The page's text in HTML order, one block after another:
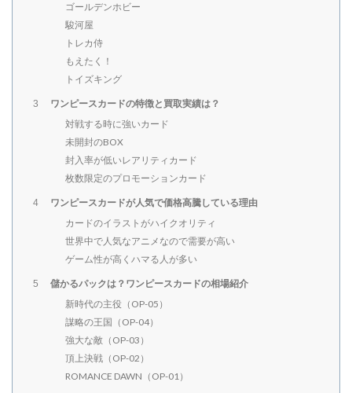
ゴールデンホビー
駿河屋
トレカ侍
もえたく！
トイズキング
3
ワンピースカードの特徴と買取実績は？
対戦する時に強いカード
未開封のBOX
封入率が低いレアリティカード
枚数限定のプロモーションカード
4
ワンピースカードが人気で価格高騰している理由
カードのイラストがハイクオリティ
世界中で人気なアニメなので需要が高い
ゲーム性が高くハマる人が多い
5
儲かるパックは？ワンピースカードの相場紹介
新時代の主役（OP-05）
謀略の王国（OP-04）
強大な敵（OP-03）
頂上決戦（OP-02）
ROMANCE DAWN（OP-01）